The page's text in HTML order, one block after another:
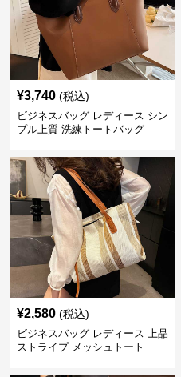
¥3,740 (税込)
ビジネスバッグ レディース シン
プル上質 洗練トートバッグ
¥2,580 (税込)
ビジネスバッグ レディース 上品
ストライプ メッシュトート